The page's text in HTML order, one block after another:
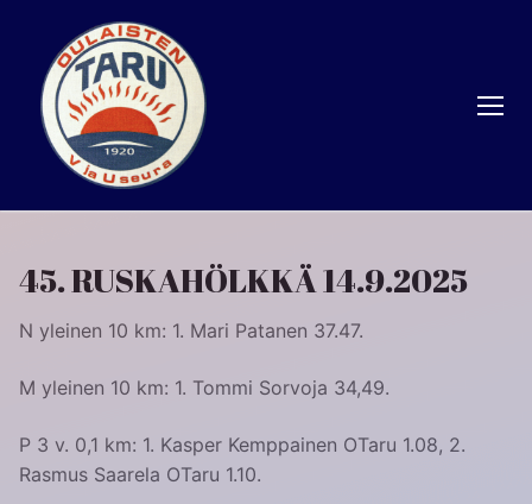
sisältöön
45. RUSKAHÖLKKÄ 14.9.2025
N yleinen 10 km: 1. Mari Patanen 37.47.
M yleinen 10 km: 1. Tommi Sorvoja 34,49.
P 3 v. 0,1 km: 1. Kasper Kemppainen OTaru 1.08, 2.
Rasmus Saarela OTaru 1.10.